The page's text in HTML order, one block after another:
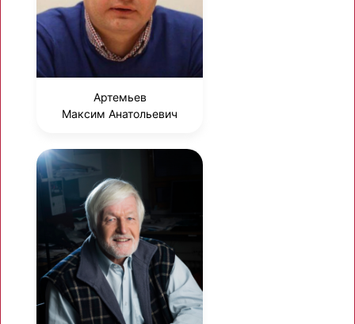
Артемьев
Максим Анатольевич